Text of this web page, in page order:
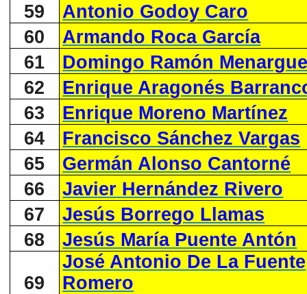
59
Antonio Godoy Caro
60
Armando Roca García
61
Domingo Ramón
62
Enrique Aragonés
63
Enrique Moreno Martínez
64
Francisco Sánchez Vargas
65
Germán Alonso Cantorné
66
Javier Hernández Rivero
67
Jesús Borrego Llamas
68
Jesús María Puente Antón
69
José Antonio De La Fuente
Romero